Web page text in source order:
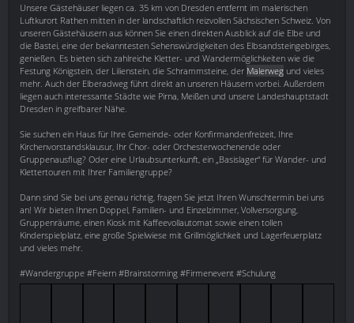
Unsere Gästehäuser liegen ca. 35 km von Dresden entfernt im malerischen
Luftkurort Rathen mitten in der landschaftlich reizvollen Sächsischen Schweiz. Von
unseren Gästehäusern aus können Sie einen direkten Ausblick auf die Elbe und
die Bastei, eine der bekanntesten Sehenswürdigkeiten des Elbsandsteingebirges,
genießen. Es bieten sich zahlreiche Kletter- und Wandermöglichkeiten wie die
Festung Königstein, der Lilienstein, die Schrammsteine, der Malerweg und vieles
mehr. Auch der Elberadweg führt direkt an unseren Häusern vorbei. Außerdem
liegen auch interessante Städte wie Pirna, Meißen und unsere Landeshauptstadt
Dresden in greifbarer Nähe.
Sie suchen ein Haus für Ihre Gemeinde- oder Konfirmandenfreizeit, Ihre
Kirchenvorstandsklausur, Ihr Chor- oder Orchesterwochenende oder
Gruppenausflug? Oder eine Urlaubsunterkunft, ein „Basislager“ für Wander- und
Klettertouren mit Ihrer Familiengruppe?
Dann sind Sie bei uns genau richtig, fragen Sie jetzt Ihren Wunschtermin bei uns
an! Wir bieten Ihnen Doppel, Familien- und Einzelzimmer, Vollversorgung,
Gruppenräume, einen Kiosk mit Kaffeevollautomat sowie einen tollen
Kinderspielplatz, eine große Spielwiese mit Grillmöglichkeit und Lagerfeuerplatz
und vieles mehr.
#Wandergruppe #Feiern #Brainstorming #Firmenevent #Schulung